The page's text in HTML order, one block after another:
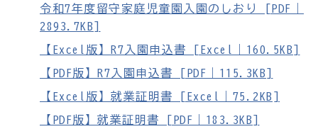
令和7年度留守家庭児童園入園のしおり [PDF｜
2893.7KB]
【Excel版】R7入園申込書 [Excel｜160.5KB]
【PDF版】R7入園申込書 [PDF｜115.3KB]
【Excel版】就業証明書 [Excel｜75.2KB]
【PDF版】就業証明書 [PDF｜183.3KB]